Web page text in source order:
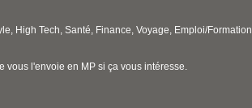
High Tech, Santé, Finance, Voyage, Emploi/Formation
vous l'envoie en MP si ça vous intéresse.